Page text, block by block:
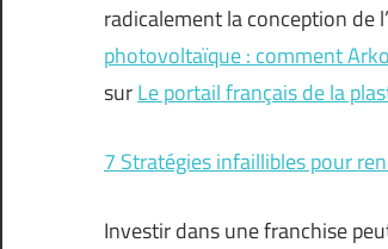
radicalement la conception de
photovoltaïque : comment
surLe portail français de la
7 Stratégies infaillibles pour
Investir dans une franchise